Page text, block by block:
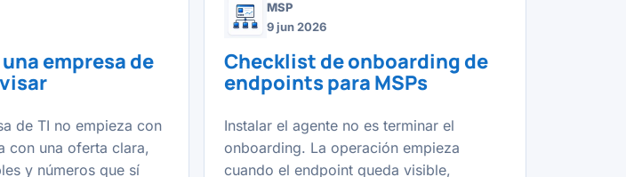
empresa de
de TI no empieza con
con una oferta clara,
y números que sí
MSP
9 jun 2026
Checklist de onboarding de
endpoints para MSPs
Instalar el agente no es terminar el
onboarding. La operación empieza
cuando el endpoint queda visible,